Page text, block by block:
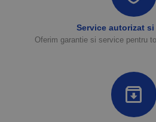
Service autorizat si
Oferim garantie si service pentru